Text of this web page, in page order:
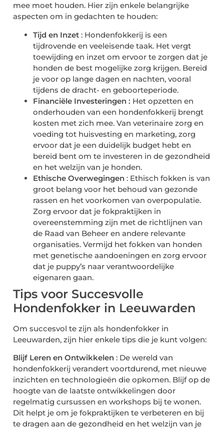
mee moet houden. Hier zijn enkele belangrijke
aspecten om in gedachten te houden:
Tijd en Inzet : Hondenfokkerij is een
tijdrovende en veeleisende taak. Het vergt
toewijding en inzet om ervoor te zorgen dat je
honden de best mogelijke zorg krijgen. Bereid
je voor op lange dagen en nachten, vooral
tijdens de dracht- en geboorteperiode.
Financiële Investeringen : Het opzetten en
onderhouden van een hondenfokkerij brengt
kosten met zich mee. Van veterinaire zorg en
voeding tot huisvesting en marketing, zorg
ervoor dat je een duidelijk budget hebt en
bereid bent om te investeren in de gezondheid
en het welzijn van je honden.
Ethische Overwegingen : Ethisch fokken is van
groot belang voor het behoud van gezonde
rassen en het voorkomen van overpopulatie.
Zorg ervoor dat je fokpraktijken in
overeenstemming zijn met de richtlijnen van
de Raad van Beheer en andere relevante
organisaties. Vermijd het fokken van honden
met genetische aandoeningen en zorg ervoor
dat je puppy’s naar verantwoordelijke
eigenaren gaan.
Tips voor Succesvolle
Hondenfokker in Leeuwarden
Om succesvol te zijn als hondenfokker in
Leeuwarden, zijn hier enkele tips die je kunt volgen:
Blijf Leren en Ontwikkelen : De wereld van
hondenfokkerij verandert voortdurend, met nieuwe
inzichten en technologieën die opkomen. Blijf op de
hoogte van de laatste ontwikkelingen door
regelmatig cursussen en workshops bij te wonen.
Dit helpt je om je fokpraktijken te verbeteren en bij
te dragen aan de gezondheid en het welzijn van je